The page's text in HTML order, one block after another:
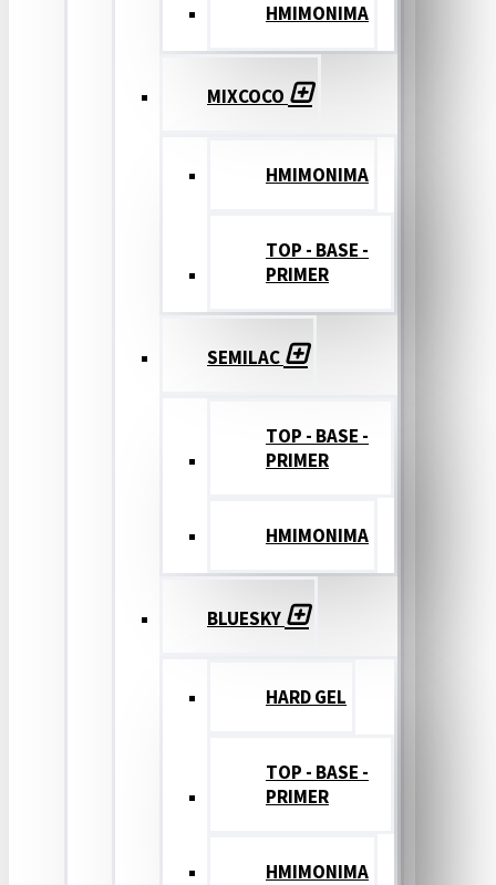
ΗΜΙΜΟΝΙΜΑ
MIXCOCO
HMIMONIMA
TOP - BASE -
PRIMER
SEMILAC
TOP - BASE -
PRIMER
ΗΜΙΜΟΝΙΜΑ
BLUESKY
HARD GEL
TOP - BASE -
PRIMER
ΗΜΙΜΟΝΙΜΑ